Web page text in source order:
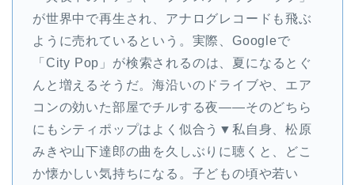
が世界中で再生され、アナログレコードも飛ぶ
ように売れているという。実際、Googleで
「City Pop」が検索されるのは、夏になるとぐ
んと増えるそうだ。海沿いのドライブや、エア
コンの効いた部屋でチルする夜――そのどちら
にもシティポップはよく似合う▼私自身、松原
みきや山下達郎の曲を久しぶりに聴くと、どこ
か懐かしい気持ちになる。子どもの頃や若い